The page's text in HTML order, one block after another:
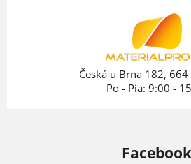
Česká u Brna 182, 664
Po - Pia: 9:00 -
Facebook